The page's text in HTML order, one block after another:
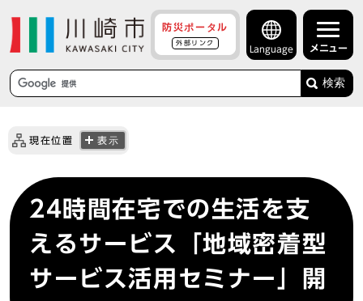
防災ポータル
外部リンク
Language メニュー
検索
現在位置 表示
24時間在宅での生活を支
えるサービス「地域密着型
サービス活用セミナー」開